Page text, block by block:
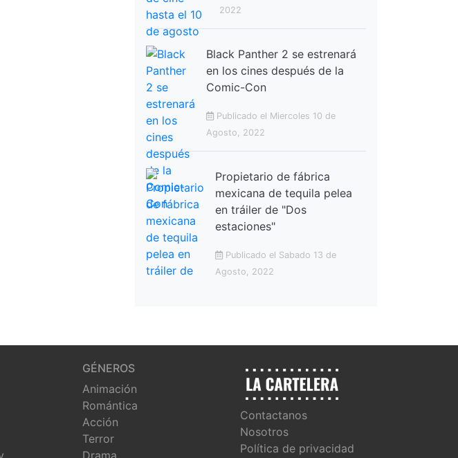
2022
Black Panther 2 se estrenará
en los cines después de la
Comic-Con
Publicado el Miercoles 10 de
Agosto, 2022
Propietario de fábrica
mexicana de tequila pelea
en tráiler de "Dos
estaciones"
Publicado el Sabado 13 de
Agosto, 2022
GÉNEROS
Animación
Romántica
Acción
Terror
Contactanos
Nosotros
Política de privacidad